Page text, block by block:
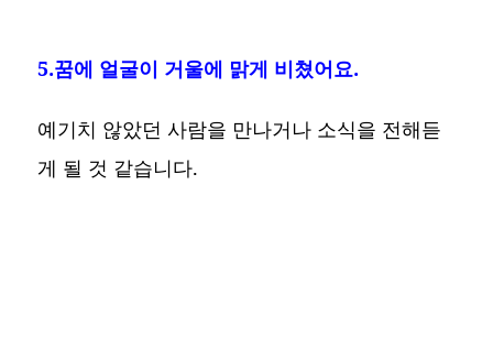
5.꿈에 얼굴이 거울에 맑게 비쳤어요.
예기치 않았던 사람을 만나거나 소식을 전해듣
게 될 것 같습니다.